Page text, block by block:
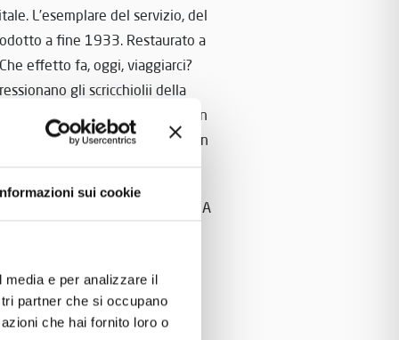
sui cookie
e per analizzare il
partner che si occupano
che hai fornito loro o
L’esemplare del servizio, del
a fine 1933. Restaurato a
effetto fa, oggi, viaggiarci?
gli scricchiolii della
del divano sembra di stare in
e tutti i bagagli in lungo e in
“affidabile come un’inglese”
autisti di buona corporatura. A
a fianco del conducente: